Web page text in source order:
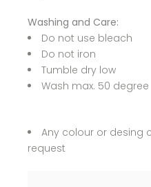
Washing and Care:
Do not use bleach
Do not iron
Tumble dry low
Wash max. 50 degree
Any colour or desing
request